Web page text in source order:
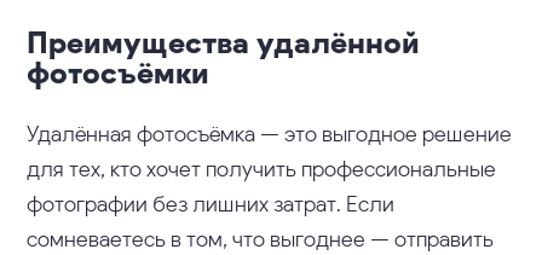
Преимущества удалённой
фотосъёмки
Удалённая фотосъёмка — это выгодное решение
для тех, кто хочет получить профессиональные
фотографии без лишних затрат. Если
сомневаетесь в том, что выгоднее — отправить